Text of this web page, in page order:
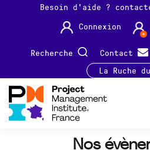
Besoin d'aide ?
Connexion
Recherche Contact
La Ruche
Nos